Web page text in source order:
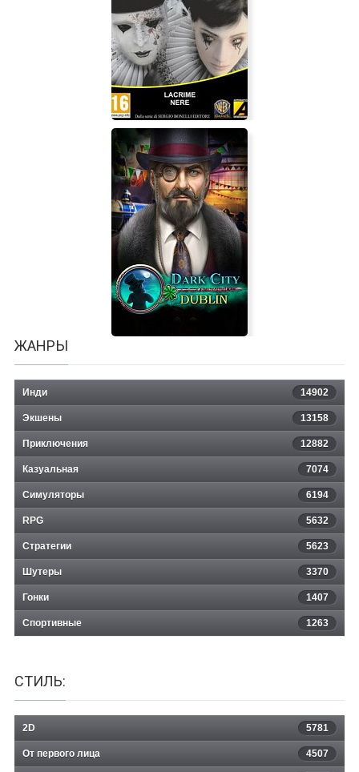
The Last Element: Looking For
Tomorrow
Julia: Innocent Eyes
Dark City: Dublin Collector's Edition
ЖАНРЫ
Инди 14902
Экшены 13158
Приключения 12882
Казуальная 7074
Симуляторы 6194
RPG 5632
Стратегии 5623
Шутеры 3370
Гонки 1407
Спортивные 1263
СТИЛЬ:
2D 5781
От первого лица 4507